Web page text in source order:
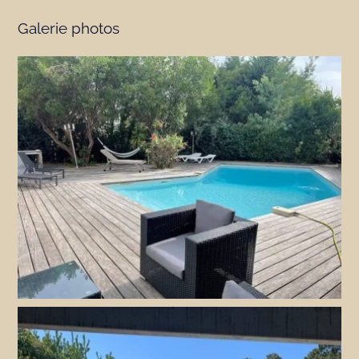
Galerie photos